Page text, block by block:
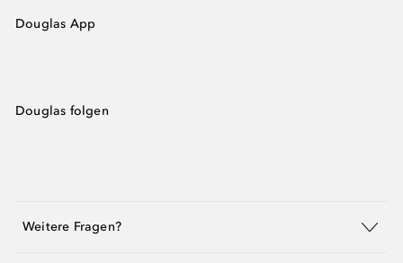
Douglas App
Douglas folgen
Weitere Fragen?